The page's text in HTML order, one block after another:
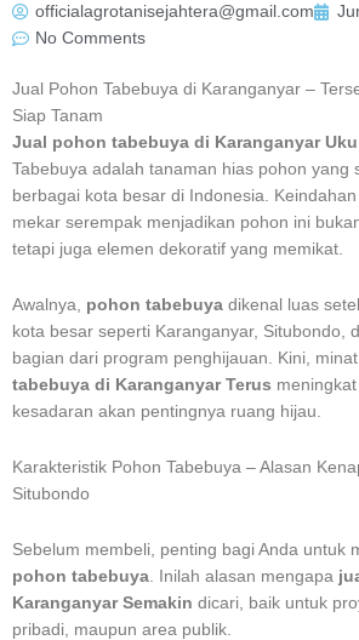
officialagrotanisejahtera@gmail.com
No Comments
Jual Pohon Tabebuya di Karanganyar –
Siap Tanam
Jual pohon tabebuya di Karanganyar
Tabebuya adalah tanaman hias pohon yang
berbagai kota besar di Indonesia.
mekar serempak menjadikan pohon ini
tetapi juga elemen dekoratif yang memikat.
Awalnya, pohon tabebuya dikenal luas
kota besar seperti Karanganyar, Situbondo,
bagian dari program penghijauan. Kini,
tabebuya di Karanganyar Terus
kesadaran akan pentingnya ruang hijau.
Karakteristik Pohon Tabebuya – Alasan
Situbondo
Sebelum membeli, penting bagi Anda untuk
pohon tabebuya . Inilah alasan mengapa
Karanganyar Semakin dicari, baik untuk
pribadi, maupun area publik.